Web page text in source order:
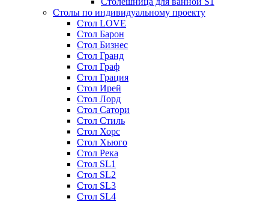
Столы по индивидуальному проекту
Стол LOVE
Стол Барон
Стол Бизнес
Стол Гранд
Стол Граф
Стол Грация
Стол Ирей
Стол Лорд
Стол Сатори
Стол Стиль
Стол Хорс
Стол Хьюго
Стол Река
Стол SL1
Стол SL2
Стол SL3
Стол SL4